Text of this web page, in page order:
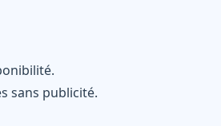
sans publicité.